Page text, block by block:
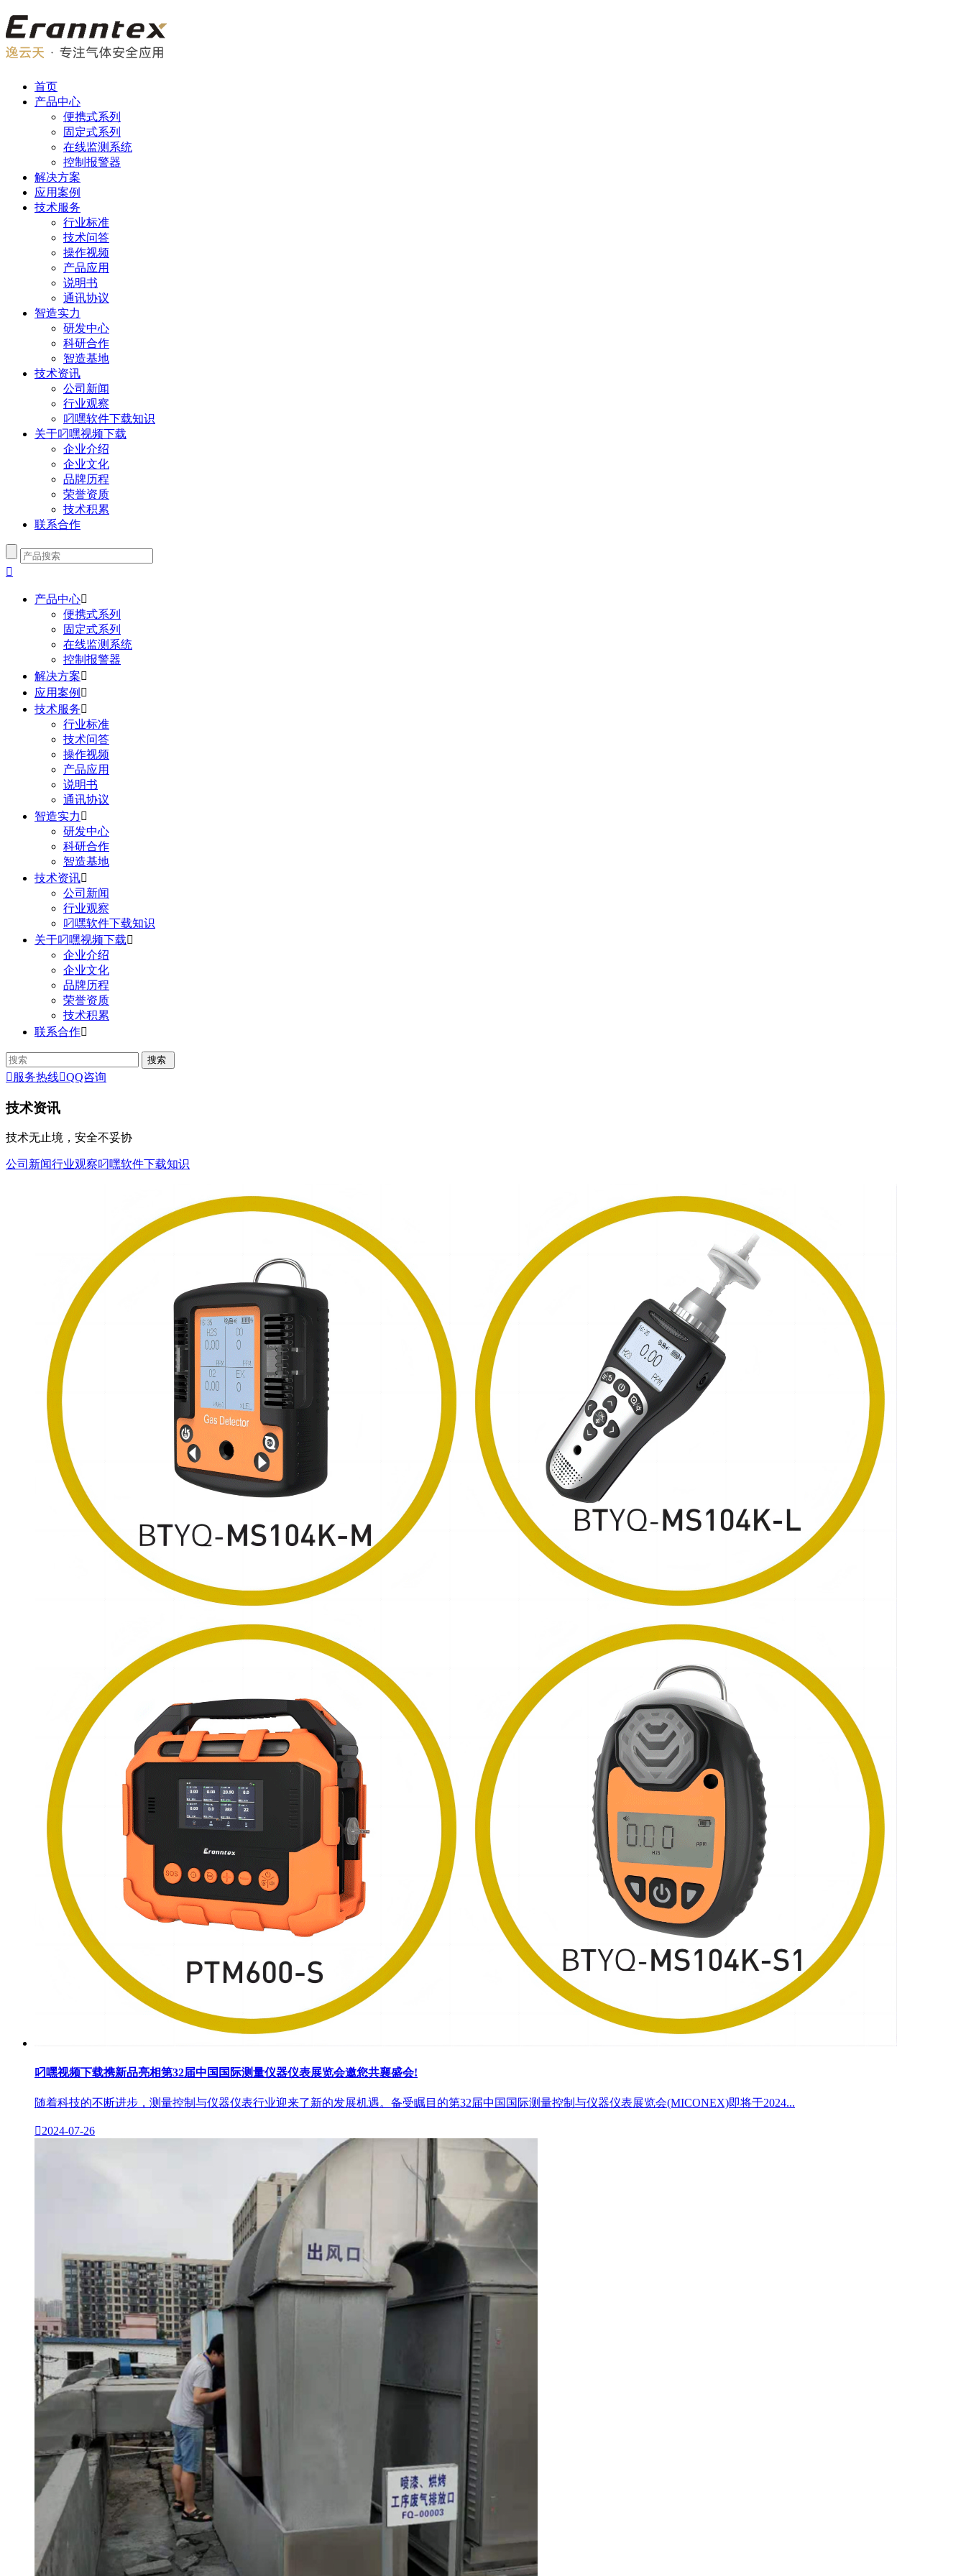
首页
产品中心
便携式系列
固定式系列
在线监测系统
控制报警器
解决方案
应用案例
技术服务
行业标准
技术问答
操作视频
产品应用
说明书
通讯协议
智造实力
研发中心
科研合作
智造基地
技术资讯
公司新闻
行业观察
叼嘿软件下载知识
关于叼嘿视频下载
企业介绍
企业文化
品牌历程
荣誉资质
技术积累
联系合作

产品中心
便携式系列
固定式系列
在线监测系统
控制报警器
解决方案
应用案例 
技术服务
行业标准
技术问答
操作视频
产品应用
说明书
通讯协议
智造实力 
研发中心
科研合作
智造基地
技术资讯
公司新闻
行业观察
叼嘿软件下载知识
关于叼嘿视频下载
企业介绍
企业文化
品牌历程
荣誉资质
技术积累
联系合作
 服务热线QQ咨询
技术资讯
技术无止境，安全不妥协
公司新闻行业观察叼嘿软件下载知识
叼嘿视频下载携新品亮相第32届中国国际测量仪器仪表展览会邀您共襄盛会!
随着科技的不断进步，测量控制与仪器仪表行业迎来了新的发展机遇。备受瞩目的第32届中国国际测量控制与仪器仪表展览会(MICONEX)即将于2024...
2024-07-26